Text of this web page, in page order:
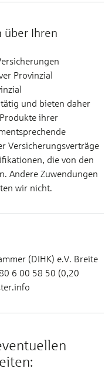
über Ihren
Provinzial
und bieten daher
ihrer
Versicherungsverträge
die von den
Andere Zuwendungen
wir nicht.
(DIHK) e.V. Breite
6 00 58 50 (0,20